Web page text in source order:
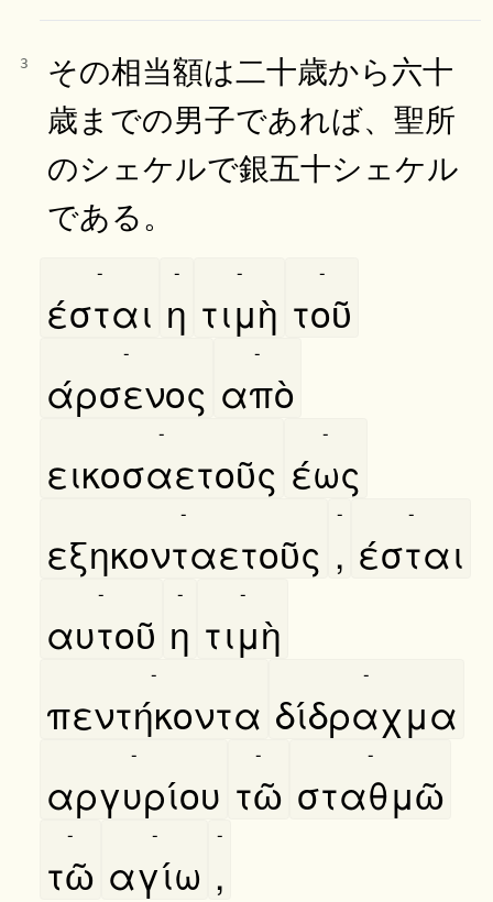
3
その相当額は二十歳から六十
歳までの男子であれば、聖所
のシェケルで銀五十シェケル
である。
έσται
-
η
-
τιμὴ
-
τοῦ
-
άρσενος
-
απὸ
-
εικοσαετοῦς
-
έως
-
εξηκονταετοῦς
-
,
-
έσται
-
αυτοῦ
-
η
-
τιμὴ
-
πεντήκοντα
-
δίδραχμα
-
αργυρίου
-
τῶ
-
σταθμῶ
-
τῶ
-
αγίω
-
,
-